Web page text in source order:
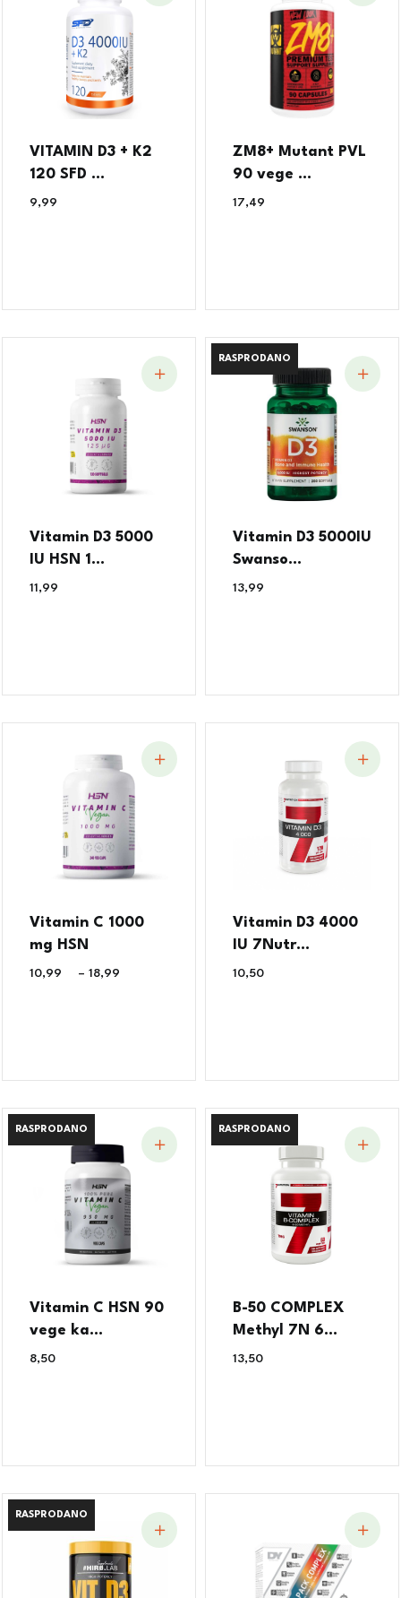
VITAMIN D3 + K2
120 SFD ...
9,99
ZM8+ Mutant PVL
90 vege ...
17,49
Vitamin D3 5000
IU HSN 1...
11,99
RASPRODANO
RASPRODANO
Vitamin D3 5000IU
Swanso...
13,99
Vitamin C 1000
mg HSN
10,99 – 18,99
Vitamin D3 4000
IU 7Nutr...
10,50
RASPRODANO
RASPRODANO
Vitamin C HSN 90
vege ka...
8,50
RASPRODANO
RASPRODANO
B-50 COMPLEX
Methyl 7N 6...
13,50
RASPRODANO
RASPRODANO